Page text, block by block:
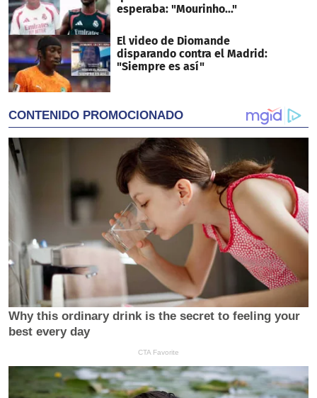
esperaba: "Mourinho..."
El video de Diomande
disparando contra el Madrid:
"Siempre es así"